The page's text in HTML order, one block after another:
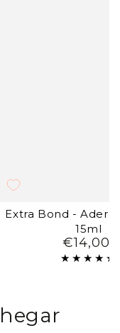
Extra Bond -
15ml
Preço
€14,00